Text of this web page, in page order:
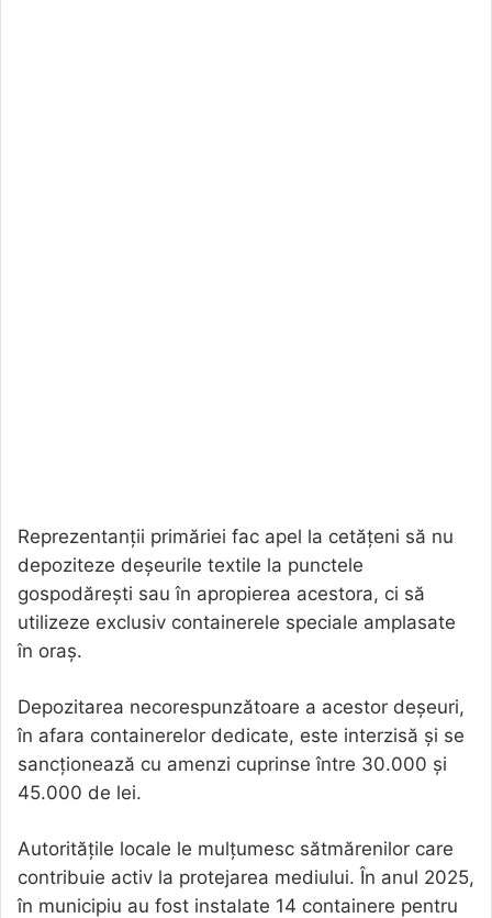
Reprezentanții primăriei fac apel la cetățeni să nu
depoziteze deșeurile textile la punctele
gospodărești sau în apropierea acestora, ci să
utilizeze exclusiv containerele speciale amplasate
în oraș.
Depozitarea necorespunzătoare a acestor deșeuri,
în afara containerelor dedicate, este interzisă și se
sancționează cu amenzi cuprinse între 30.000 și
45.000 de lei.
Autoritățile locale le mulțumesc sătmărenilor care
contribuie activ la protejarea mediului. În anul 2025,
în municipiu au fost instalate 14 containere pentru